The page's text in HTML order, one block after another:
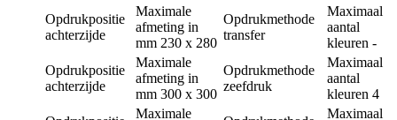
Opdrukpositie
achterzijde
Maximale
afmeting in
mm 230 x 280
Opdrukmethode
transfer
Maximaal
aantal
kleuren -
Opdrukpositie
achterzijde
Maximale
afmeting in
mm 300 x 300
Opdrukmethode
zeefdruk
Maximaal
aantal
kleuren 4
Maximale
Maximaal